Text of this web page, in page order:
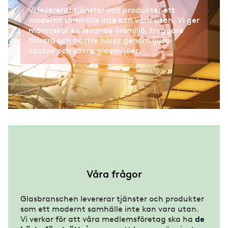
Vi levererar tjänster och produkter ett
modernt samhälle inte kan vara utan. Vi ger
människor en levande livsmiljö, tryggare
tillvaro och bättre hälsa genom ljusa,
vackra och säkra glasmiljöer.
Våra frågor
Glasbranschen levererar tjänster och produkter
som ett modernt samhälle inte kan vara utan.
Vi verkar för att våra medlemsföretag ska ha de